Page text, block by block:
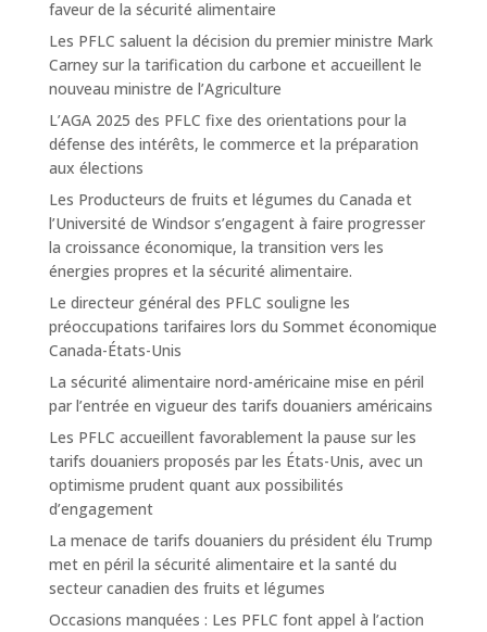
faveur de la sécurité alimentaire
Les PFLC saluent la décision du premier ministre Mark
Carney sur la tarification du carbone et accueillent le
nouveau ministre de l’Agriculture
L’AGA 2025 des PFLC fixe des orientations pour la
défense des intérêts, le commerce et la préparation
aux élections
Les Producteurs de fruits et légumes du Canada et
l’Université de Windsor s’engagent à faire progresser
la croissance économique, la transition vers les
énergies propres et la sécurité alimentaire.
Le directeur général des PFLC souligne les
préoccupations tarifaires lors du Sommet économique
Canada-États-Unis
La sécurité alimentaire nord-américaine mise en péril
par l’entrée en vigueur des tarifs douaniers américains
Les PFLC accueillent favorablement la pause sur les
tarifs douaniers proposés par les États-Unis, avec un
optimisme prudent quant aux possibilités
d’engagement
La menace de tarifs douaniers du président élu Trump
met en péril la sécurité alimentaire et la santé du
secteur canadien des fruits et légumes
Occasions manquées : Les PFLC font appel à l’action